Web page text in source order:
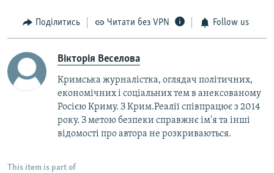
Поділитись Читати без VPN Follow us
Вікторія Веселова
Кримська журналістка, оглядач політичних,
економічних і соціальних тем в анексованому
Росією Криму. З Крим.Реалії співпрацює з 2014
року. З метою безпеки справжнє ім'я та інші
відомості про автора не розкриваються.
This item is part of